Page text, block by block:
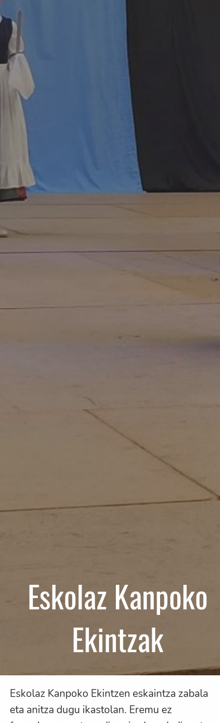
Eskolaz Kanpoko
Ekintzak
Eskolaz Kanpoko Ekintzen eskaintza zabala
eta anitza dugu ikastolan. Eremu ez